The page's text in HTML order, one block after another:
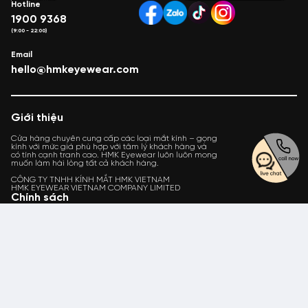
Hotline
1900 9368
(9:00 - 22:00)
Email
hello@hmkeyewear.com
Giới thiệu
Cửa hàng chuyên cung cấp các loại mắt kính – gọng
kính với mức giá phù hợp với tâm lý khách hàng và
có tính cạnh tranh cao. HMK Eyewear luôn luôn mong
muốn làm hài lòng tất cả khách hàng.
CÔNG TY TNHH KÍNH MẮT HMK VIETNAM
HMK EYEWEAR VIETNAM COMPANY LIMITED
Chính sách